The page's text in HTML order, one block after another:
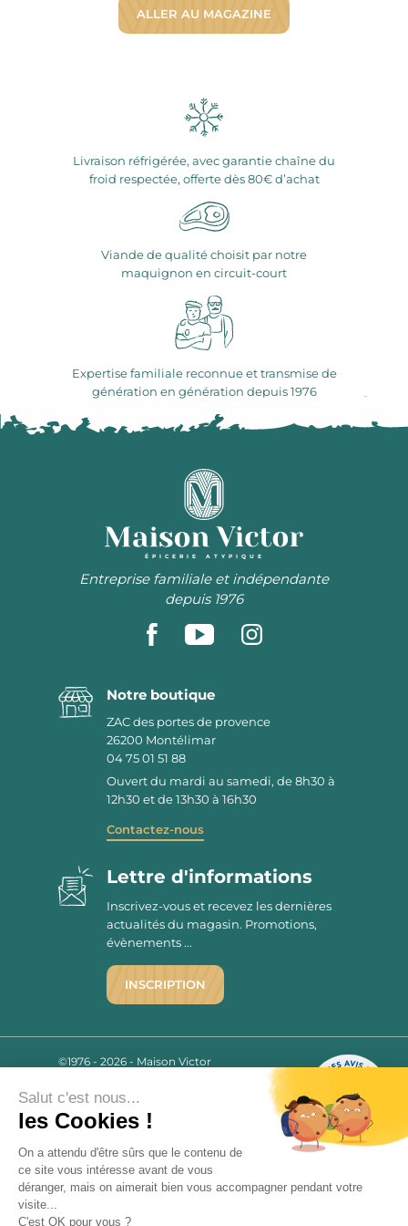
ALLER AU MAGAZINE
Livraison réfrigérée, avec garantie chaîne du
froid respectée, offerte dès 80€ d’achat
Viande de qualité choisit par notre
maquignon en circuit-court
Expertise familiale reconnue et transmise de
génération en génération depuis 1976
ÉPICERIE ATYPIQUE
Entreprise familiale et indépendante
depuis 1976
Notre boutique
ZAC des portes de provence
26200 Montélimar
04 75 01 51 88
Ouvert du mardi au samedi, de 8h30 à
12h30 et de 13h30 à 16h30
Contactez-nous
2780 AVIS
9.7/10
Lettre d'informations
Inscrivez-vous et recevez les dernières
actualités du magasin. Promotions,
évènements ...
INSCRIPTION
©1976 - 2026 - Maison Victor
Mentions légales
C.G.V.
Politique de confidentialité
FAQ
Livraisons
Salut c'est nous...
les Cookies !
On a attendu d'être sûrs que le contenu de
ce site vous intéresse avant de vous
déranger, mais on aimerait bien vous accompagner pendant votre
visite...
C'est OK pour vous ?